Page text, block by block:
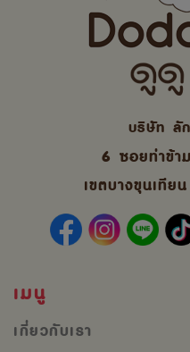
บริษัท ลั
6 ซอยท่าข้า
เขตบางขุนเที
เมนู
เกี่ยวกับเรา